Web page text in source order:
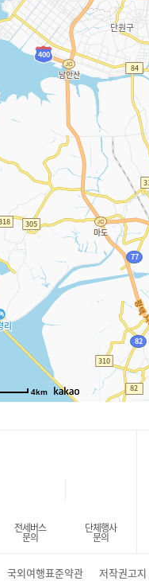
4km
전세버스
문의
단체행사
문의
국외여행표준약관 저작권고지